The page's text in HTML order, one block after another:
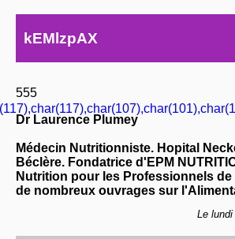
kEMlzpAX
555
Dr Laurence Plumey
Médecin Nutritionniste. Hopital
Béclère. Fondatrice d'EPM
Nutrition pour les Professionnels de
de nombreux ouvrages sur
Le